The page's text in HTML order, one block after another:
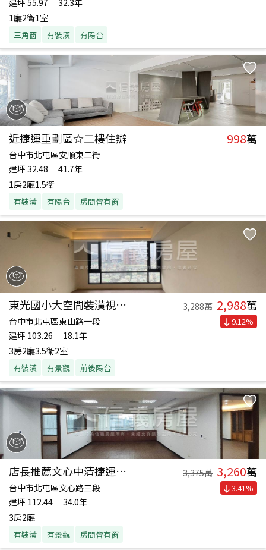
建坪 55.97
32.3年
1廳2衛1室
三角窗 有裝潢 有陽台
近捷運重劃區☆二樓住辦 998萬
台中市北屯區安順東二街
建坪 32.48
41.7年
1房2廳1.5衛
有裝潢 有陽台 房間皆有窗
東光國小大空間裝潢視野戶 3,288萬 2,988萬
台中市北屯區東山路一段
建坪 103.26
18.1年
3房2廳3.5衛2室
有裝潢 有景觀 前後陽台
9.12%
店長推薦文心中清捷運商辦 3,375萬 3,260萬
台中市北屯區文心路三段
建坪 112.44
34.0年
3房2廳
有裝潢 有景觀 房間皆有窗
3.41%